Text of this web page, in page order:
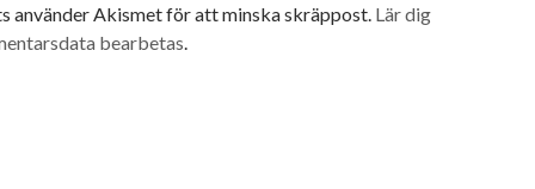
använder Akismet för att minska skräppost. Lär dig
bearbetas.